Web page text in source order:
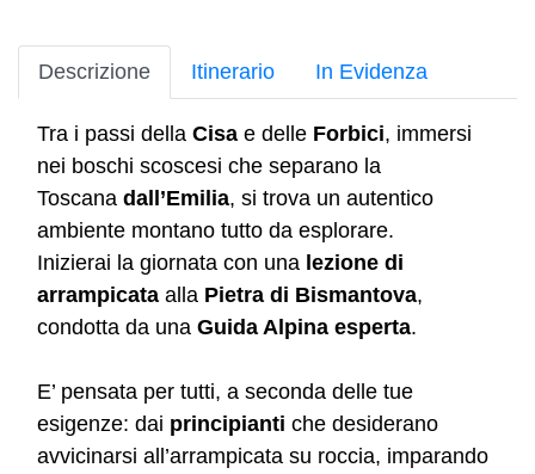
Descrizione Itinerario In Evidenza
Tra i passi della Cisa e delle Forbici, immersi
nei boschi scoscesi che separano la
Toscana dall’Emilia, si trova un autentico
ambiente montano tutto da esplorare.
Inizierai la giornata con una lezione di
arrampicata alla Pietra di Bismantova,
condotta da una Guida Alpina esperta.
E’ pensata per tutti, a seconda delle tue
esigenze: dai principianti che desiderano
avvicinarsi all’arrampicata su roccia, imparando